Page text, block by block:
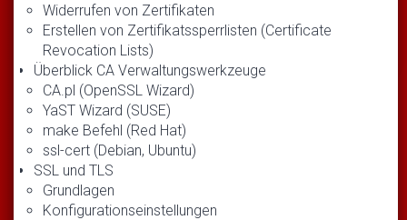
Widerrufen von Zertifikaten
Erstellen von Zertifikatssperrlisten (Certificate
Revocation Lists)
Überblick CA Verwaltungswerkzeuge
CA.pl (OpenSSL Wizard)
YaST Wizard (SUSE)
make Befehl (Red Hat)
ssl-cert (Debian, Ubuntu)
SSL und TLS
Grundlagen
Konfigurationseinstellungen